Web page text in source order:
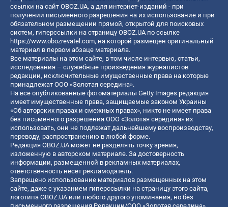
ссылки на сайт OBOZ.UA, а для интернет-изданий - при
получении письменного разрешения на их использование и при
обязательном размещении прямой, открытой для поисковых
систем, гиперссылки на страницу OBOZ.UA по ссылке
https://www.obozrevatel.com, на которой размещен оригинальный
материал в первом абзаце материала.
Все материалы на этом сайте, в том числе интервью, статьи,
исследования – служебные произведения журналистов
редакции, исключительные имущественные права на которые
принадлежат ООО «Золотая середина».
На все опубликованные фотоматериалы Getty Images редакция
имеет имущественные права, защищаемые законом Украины
«Об авторских правах и смежных правах», никто не имеет права
без письменного разрешения ООО «Золотая середина» их
использовать, они не подлежат дальнейшему воспроизводству,
переводу, распространению в любой форме.
Редакция OBOZ.UA может не разделять точку зрения,
изложенную в авторском материале. За достоверность
информации, размещенной в рекламных материалах,
ответственность несет рекламодатель.
Запрещено использование материалов размещенных на этом
сайте, даже с указанием гиперссылки на страницу этого сайта,
логотипа OBOZ.UA или любого другого упоминания, но без